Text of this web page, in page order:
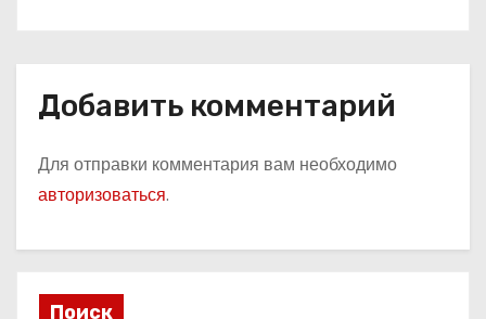
Добавить комментарий
Для отправки комментария вам необходимо
авторизоваться.
Поиск